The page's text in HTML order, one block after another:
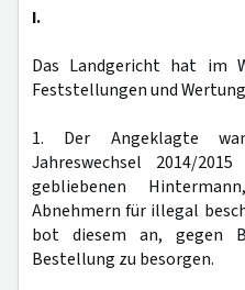
I.
Das Landgericht hat im
Feststellungen und
1. Der Angeklagte
Jahreswechsel 2014/
gebliebenen
Abnehmern für illegal
bot diesem an, gegen
Bestellung zu besorgen.